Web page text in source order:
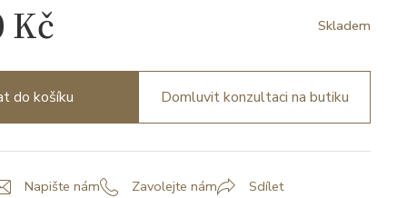
Kč Skladem
do košíku Domluvit konzultaci na butiku
Napište nám Zavolejte nám Sdílet